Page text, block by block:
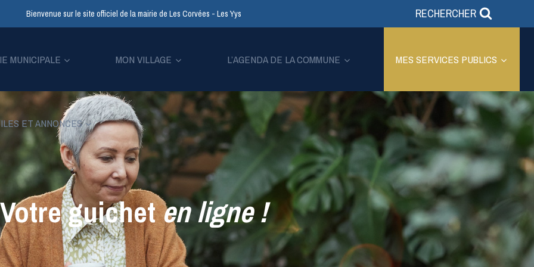
Bienvenue sur le site officiel de la mairie de Les Corvées - Les Yys RECHERCHER
MUNICIPALE MON VILLAGE L’AGENDA DE LA COMMUNE MES SERVICES PUBLICS
ET ANNONCES
Votre guicheten ligne!